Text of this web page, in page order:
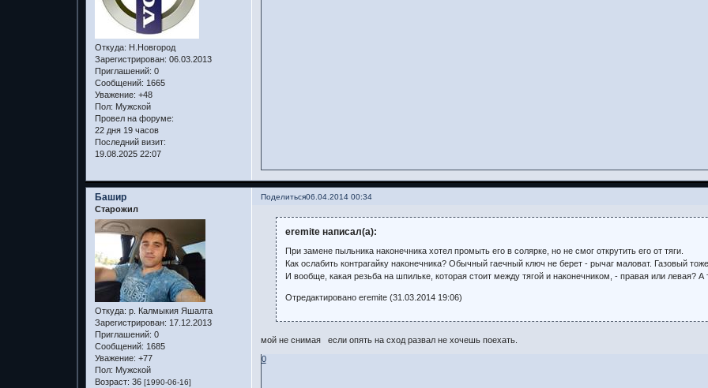
Откуда: Н.Новгород
Зарегистрирован: 06.03.2013
Приглашений: 0
Сообщений: 1665
Уважение: +48
Пол: Мужской
Провел на форуме:
22 дня 19 часов
Последний визит:
19.08.2025 22:07
Поделиться06.04.2014 00:34
Башир
Старожил
Откуда: р. Калмыкия Яшалта
Зарегистрирован: 17.12.2013
Приглашений: 0
Сообщений: 1685
Уважение: +77
Пол: Мужской
Возраст: 36 [1990-06-16]
eremite написал(а):
При замене пыльника наконечника хотел промыть его в солярке, но не смог открутить его от тяги.
Как ослабить контрагайку наконечника? Обычный гаечный ключ не берет - рычаг маловат. Газовый
И вообще, какая резьба на шпильке, которая стоит между тягой и наконечником, - правая или левая?
Отредактировано eremite (31.03.2014 19:06)
мой не снимая если опять на сход развал не хочешь поехать.
0